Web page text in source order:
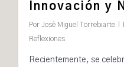
Innovación y
Por José Miguel Torrebiarte
Reflexiones
Recientemente, se